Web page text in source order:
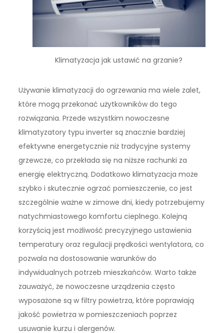
Klimatyzacja jak ustawić na grzanie?
Używanie klimatyzacji do ogrzewania ma wiele zalet,
które mogą przekonać użytkowników do tego
rozwiązania. Przede wszystkim nowoczesne
klimatyzatory typu inverter są znacznie bardziej
efektywne energetycznie niż tradycyjne systemy
grzewcze, co przekłada się na niższe rachunki za
energię elektryczną. Dodatkowo klimatyzacja może
szybko i skutecznie ogrzać pomieszczenie, co jest
szczególnie ważne w zimowe dni, kiedy potrzebujemy
natychmiastowego komfortu cieplnego. Kolejną
korzyścią jest możliwość precyzyjnego ustawienia
temperatury oraz regulacji prędkości wentylatora, co
pozwala na dostosowanie warunków do
indywidualnych potrzeb mieszkańców. Warto także
zauważyć, że nowoczesne urządzenia często
wyposażone są w filtry powietrza, które poprawiają
jakość powietrza w pomieszczeniach poprzez
usuwanie kurzu i alergenów.